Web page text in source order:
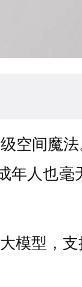
空间魔
年人也
模型，